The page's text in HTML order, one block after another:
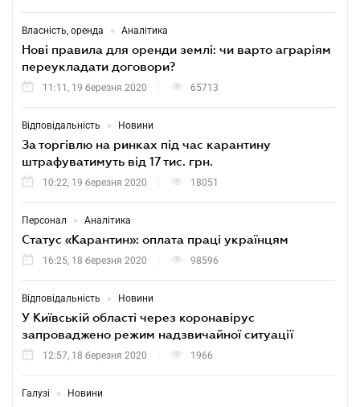
Власність, оренда • Аналітика
Нові правила для оренди землі: чи варто аграріям
переукладати договори?
11:11, 19 березня 2020 65713
Відповідальність • Новини
За торгівлю на ринках під час карантину
штрафуватимуть від 17 тис. грн.
10:22, 19 березня 2020 18051
Персонал • Аналітика
Статус «Карантин»: оплата праці українцям
16:25, 18 березня 2020 98596
Відповідальність • Новини
У Київській області через коронавірус
запроваджено режим надзвичайної ситуації
12:57, 18 березня 2020 1966
Галузі • Новини